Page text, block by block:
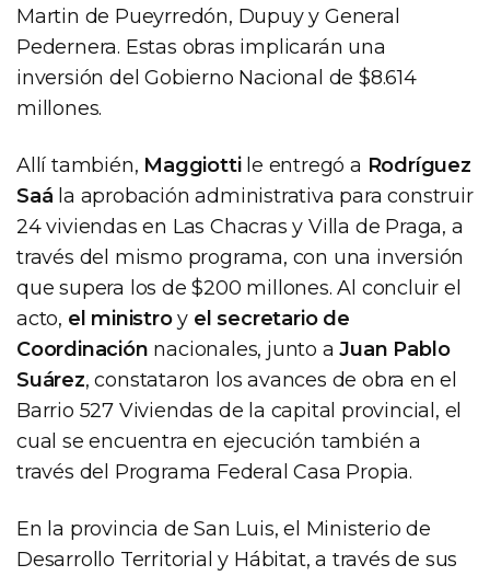
Martin de Pueyrredón, Dupuy y General
Pedernera. Estas obras implicarán una
inversión del Gobierno Nacional de $8.614
millones.
Allí también, Maggiottile entregó a Rodríguez
Saá la aprobación administrativa para construir
24 viviendas en Las Chacras y Villa de Praga, a
través del mismo programa, con una inversión
que supera los de $200 millones. Al concluir el
acto, el ministroy el secretario de
Coordinación nacionales, junto aJuan Pablo
Suárez, constataron los avances de obra en el
Barrio 527 Viviendas de la capital provincial, el
cual se encuentra en ejecución también a
través del Programa Federal Casa Propia.
En la provincia de San Luis, el Ministerio de
Desarrollo Territorial y Hábitat, a través de sus